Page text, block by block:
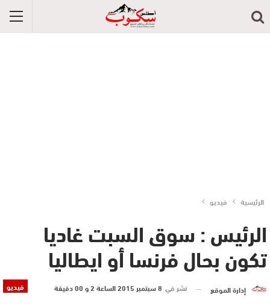
الرئيسية فيديو
الرئيس : سوق السبت غاديا
تكون بحال فرنسا أو ايطاليا
فيديو إدارة الموقع نشر في 8 سبتمبر 2015 الساعة 2 و 00 دقيقة